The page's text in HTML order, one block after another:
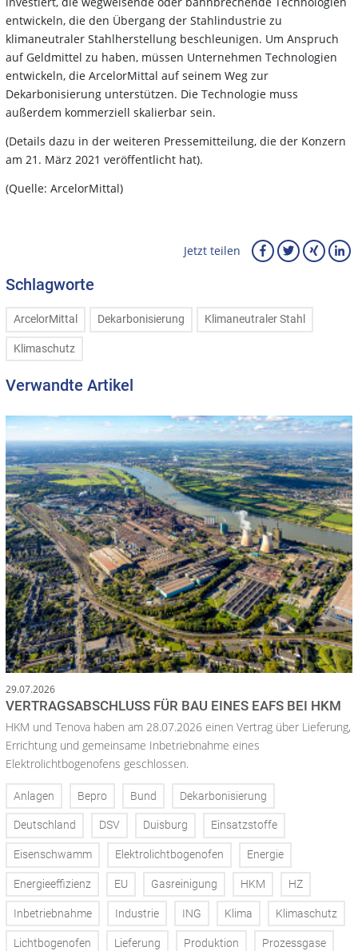
entwickeln, die den Übergang der Stahlindustrie zu
klimaneutraler Stahlherstellung beschleunigen. Um Anspruch
auf Geldmittel zu haben, müssen Unternehmen Technologien
entwickeln, die ArcelorMittal auf seinem Weg zur
Dekarbonisierung unterstützen. Die Technologie muss
außerdem kommerziell skalierbar sein.
(Details dazu in der weiteren Pressemitteilung, die der Konzern
am 21. März 2021 veröffentlicht hat).
(Quelle: ArcelorMittal)
Jetzt teilen
Schlagworte
ArcelorMittal Dekarbonisierung Klimaneutraler Stahl
Klimaschutz
Verwandte Artikel
29.07.2026
VERTRAGSABSCHLUSS FÜR BAU EINES EAFS BEI HKM
HKM und Tenova haben am 28.07.2026 einen Vertrag über Lieferung,
Errichtung und gemeinsame Inbetriebnahme eines
Elektrolichtbogenofens geschlossen.
Anlagen Bepro Bund Dekarbonisierung
Deutschland DSV Duisburg Einsatzstoffe
Eisenschwamm Elektrolichtbogenofen Energie
Energieeffizienz EU Gasreinigung HKM HZ
Inbetriebnahme Industrie ING Klima Klimaschutz
Lichtbogenofen Lieferung Produktion Prozessgase